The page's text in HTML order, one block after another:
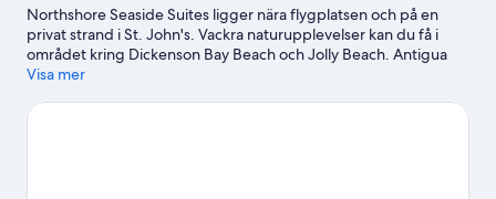
Northshore Seaside Suites ligger nära flygplatsen och på en
privat strand i St. John's. Vackra naturupplevelser kan du få i
området kring Dickenson Bay Beach och Jolly Beach. Antigua
Botanical Gardens och Reservoir Range är också värda ett
Visa mer